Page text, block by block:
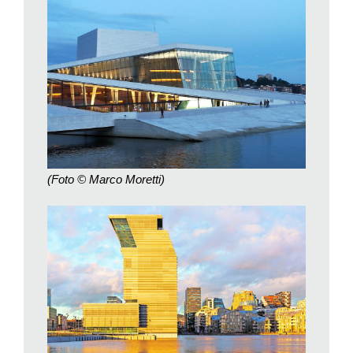
Cezanne, Gauguin. Ma anche del romanticismo francese con
lavori di Courbet e Delacroix. Dipinti espressionisti di Picasso
e Modigliani. Molto spazio all’arte moderna: una sala è
dedicata all’ Arte povera. E plastici di progetti di architettura e
urbanistica.
Il terzo piano, con terrazza panoramica su città e fiordo, è
votato all’arte pop locale. È aperto dal dipinto di Lena Trydal
che raffigura la famiglia reale norvegese col re in ciabatte e
sigaretta in mano. Quel che altrove sarebbe lesa maestà, a
Oslo è un manifesto dell’understatement
scandinavo,
rappresentazione dei monarchi come comuni mortali,
d’altronde qui si possono incontrare i membri della real casa a
passeggio tra le vie della città.
Il Museo Nazionale è lo specchio della società norvegese. In
uno dei Paesi più avanzati per parità dei sessi, sono donne a
(Foto © Marco Moretti)